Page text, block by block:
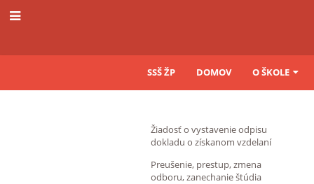
SSŠ ŽP DOMOV O ŠKOLE
na
stiahnutie
Žiadosť o vystavenie odpisu
dokladu o získanom vzdelaní
Preušenie, prestup, zmena
odboru, zanechanie štúdia